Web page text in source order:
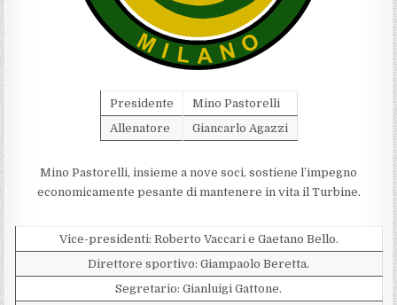
Presidente
Mino Pastorelli
Allenatore
Giancarlo Agazzi
Mino Pastorelli, insieme a nove soci, sostiene l’impegno
economicamente pesante di mantenere in vita il Turbine.
Vice-presidenti: Roberto Vaccari e Gaetano Bello.
Direttore sportivo: Giampaolo Beretta.
Segretario: Gianluigi Gattone.